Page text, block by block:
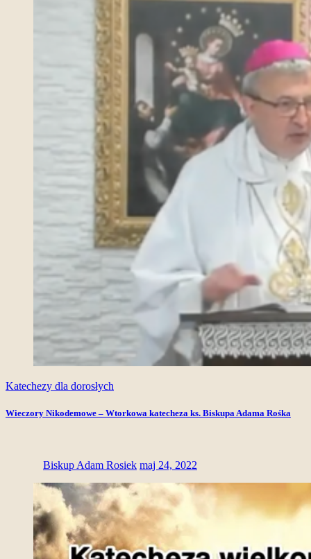
Katechezy dla dorosłych
Wieczory Nikodemowe – Wtorkowa katecheza ks. Biskupa Adama Rośka
Biskup Adam Rosiek maj 24, 2022